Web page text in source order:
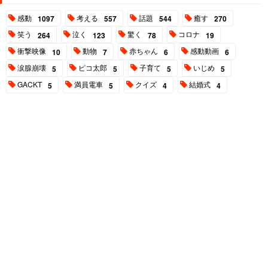
感動 1097 考える 557 話題 544 癒す 270
笑う 264 泣く 123 驚く 78 コロナ 19
衝撃映像 10 動物 7 赤ちゃん 6 感動動画 6
涙腺崩壊 5 ピコ太郎 5 子育て 5 いじめ 5
GACKT 5 満員電車 5 クイズ 4 結婚式 4